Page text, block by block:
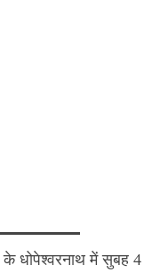
धोपेश्वरनाथ में सुबह 4